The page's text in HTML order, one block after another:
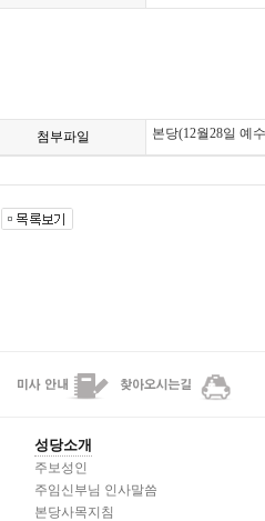
첨부파일 본당(12월28일 예
성당소개
주보성인
주임신부님 인사말씀
본당사목지침